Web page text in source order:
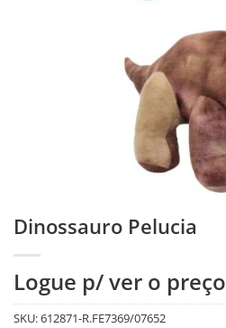
Dinossauro Pelucia
Logue p/ ver o preço
SKU:612871-R.FE7369/07652